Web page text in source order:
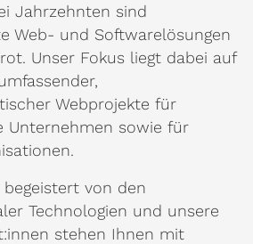
Jahrzehnten sind
Web- und Softwarelösungen
Unser Fokus liegt dabei auf
Webprojekte für
Unternehmen sowie für
begeistert von den
Technologien und unsere
stehen Ihnen mit